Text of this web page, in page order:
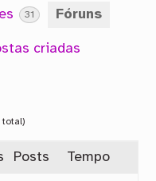
31 Fóruns
criadas
total)
Posts Tempo